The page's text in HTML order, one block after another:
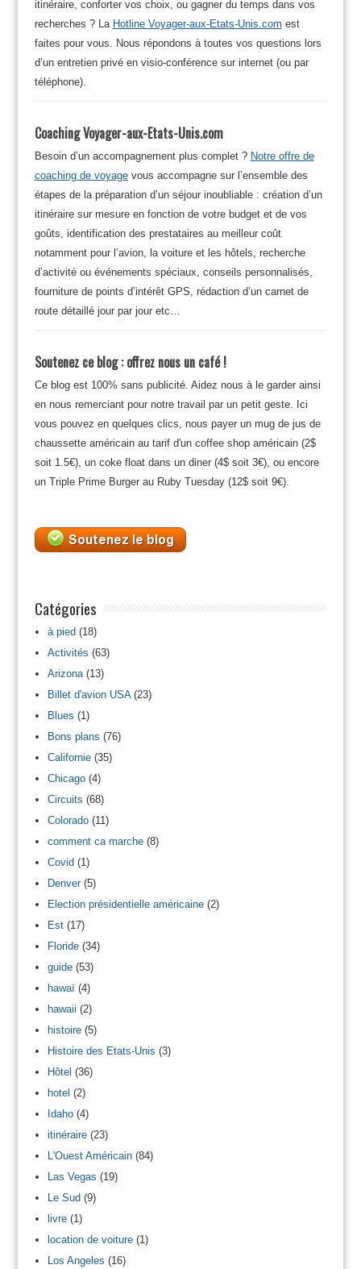
itinéraire, conforter vos choix, ou gagner du temps dans vos
recherches ? La Hotline Voyager-aux-Etats-Unis.com est
faites pour vous. Nous répondons à toutes vos questions lors
d’un entretien privé en visio-conférence sur internet (ou par
téléphone).
Coaching Voyager-aux-Etats-Unis.com
Besoin d’un accompagnement plus complet ? Notre offre de
coaching de voyagevous accompagne sur l’ensemble des
étapes de la préparation d’un séjour inoubliable : création d’un
itinéraire sur mesure en fonction de votre budget et de vos
goûts, identification des prestataires au meilleur coût
notamment pour l’avion, la voiture et les hôtels, recherche
d’activité ou événements spéciaux, conseils personnalisés,
fourniture de points d’intérêt GPS, rédaction d’un carnet de
route détaillé jour par jour etc…
Soutenez ce blog : offrez nous un café !
Ce blog est 100% sans publicité. Aidez nous à le garder ainsi
en nous remerciant pour notre travail par un petit geste. Ici
vous pouvez en quelques clics, nous payer un mug de jus de
chaussette américain au tarif d'un coffee shop américain (2$
soit 1.5€), un coke float dans un diner (4$ soit 3€), ou encore
un Triple Prime Burger au Ruby Tuesday (12$ soit 9€).
Catégories
à pied(18)
Activités (63)
Arizona(13)
Billet d'avion USA(23)
Blues (1)
Bons plans (76)
Californie(35)
Chicago(4)
Circuits (68)
Colorado(11)
comment ca marche(8)
Covid(1)
Denver(5)
Election présidentielle américaine(2)
Est(17)
Floride(34)
guide(53)
hawaï(4)
hawaii (2)
histoire(5)
Histoire des Etats-Unis (3)
Hôtel (36)
hotel (2)
Idaho(4)
itinéraire(23)
L'Ouest Américain(84)
Las Vegas (19)
Le Sud(9)
livre(1)
location de voiture(1)
Los Angeles (16)